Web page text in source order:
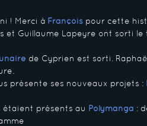
! Merci à François pour cette
et Guillaume Lapeyre ont sorti
de Cyprien est sorti.
présente ses nouveaux projets :
étaient présents au Polymanga :